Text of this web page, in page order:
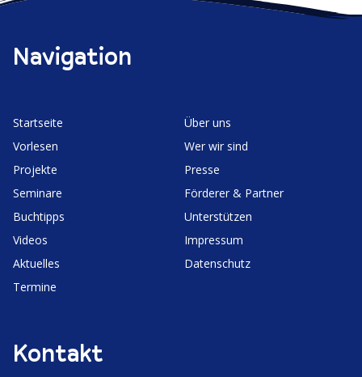
Navigation
Start­seite
Vorlesen
Projekte
Seminare
Buchtipps
Videos
Aktuelles
Termine
Über uns
Wer wir sind
Presse
Förderer & Partner
Unter­stützen
Impressum
Daten­schutz
Kontakt